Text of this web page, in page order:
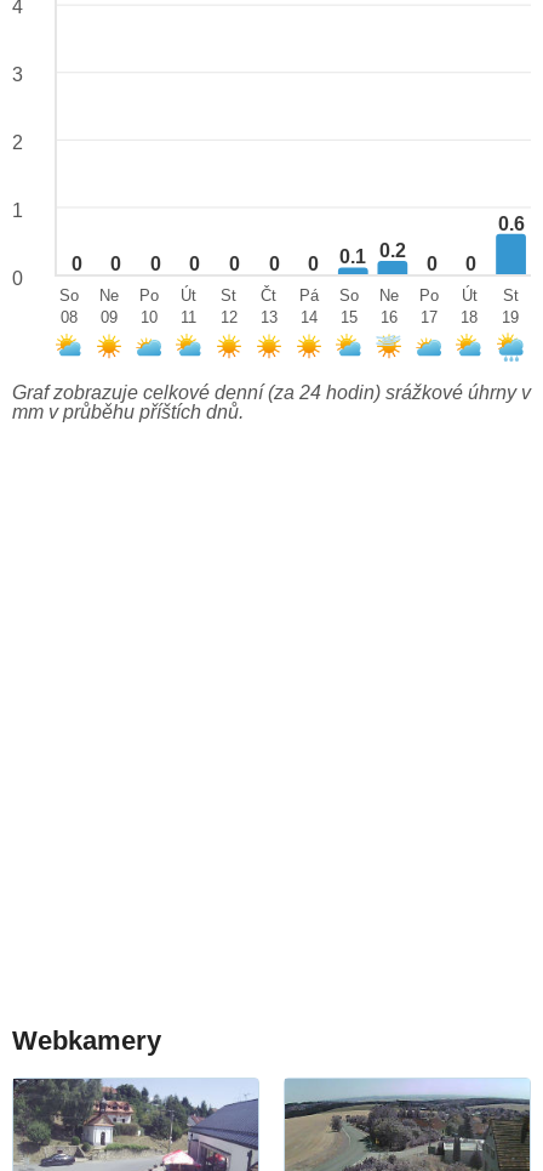
0 0 0 0 0 0 0 0.1 0.2
0 0
0.6
4
3
2
1
0
So
08
Ne
09
Po
10
Út
11
St
12
Čt
13
Pá
14
So
15
Ne
16
Po
17
Út
18
St
19
Graf zobrazuje celkové denní (za 24 hodin) srážkové úhrny v
mm v průběhu příštích dnů.
Webkamery